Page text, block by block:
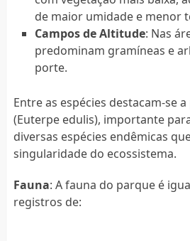
de maior umidade e menor
Campos de Altitude: Nas
predominam gramíneas e
porte.
Entre as espécies destacam-se
(Euterpe edulis), importante
diversas espécies endêmicas
singularidade do ecossistema.
Fauna: A fauna do parque é
registros de: